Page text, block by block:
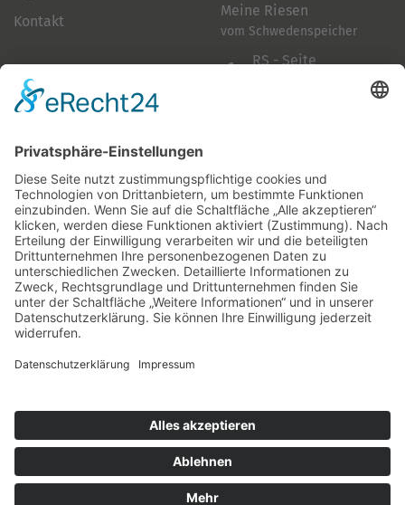
Kontakt
Meine Riesen
vom Schwedenspeicher
RS - Seite
Folge mir
Zahlungsarten
& Vorab-Überweisung
Alle Preise inkl. gesetzl. Mehrwertsteuer zzgl.
Datenschutzerklärung
© 2026 SCHNAUZEN-KONTOR. Alle Rechte vorbehalten.